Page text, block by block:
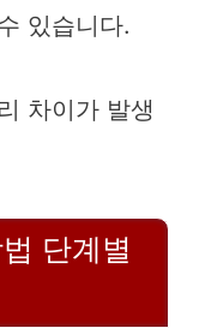
있습니다.
차이가 발생
단계별